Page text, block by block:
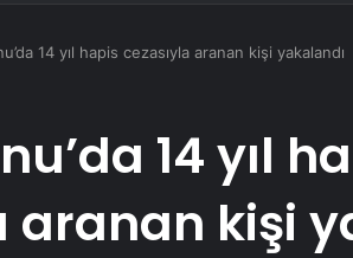
14 yıl hapis cezasıyla aranan kişi yakalandı
14 yıl
aranan kişi